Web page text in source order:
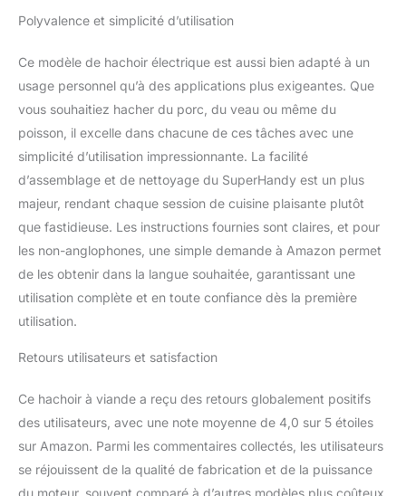
mains éloignés de la
utilisez le stomper pour
comprimer la viande
dans le bac
d'alimentation et le cou
Ce hachoir à viande est
capable de broyer de
petits os de poulet ou de
poisson, mais PAS des
os de viande rouge ou
poulet (ou tout autre os
de taille similaire).
(REMARQUE: nos
lave-vaisselle).
viande de grande
capacité en 13 "x 9 " x 2-
3 / 8 ", un couteau de
coupe, grossier (3/8 "),
fin (3/16 ") et des
Polyvalence et simplicité d’utilisation
Ce modèle de hachoir électrique est aussi bien adapté à un
usage personnel qu’à des applications plus exigeantes. Que
vous souhaitiez hacher du porc, du veau ou même du
poisson, il excelle dans chacune de ces tâches avec une
simplicité d’utilisation impressionnante. La facilité
d’assemblage et de nettoyage du SuperHandy est un plus
majeur, rendant chaque session de cuisine plaisante plutôt
que fastidieuse. Les instructions fournies sont claires, et pour
les non-anglophones, une simple demande à Amazon permet
de les obtenir dans la langue souhaitée, garantissant une
utilisation complète et en toute confiance dès la première
utilisation.
Retours utilisateurs et satisfaction
Ce hachoir à viande a reçu des retours globalement positifs
des utilisateurs, avec une note moyenne de 4,0 sur 5 étoiles
sur Amazon. Parmi les commentaires collectés, les utilisateurs
se réjouissent de la qualité de fabrication et de la puissance
du moteur, souvent comparé à d’autres modèles plus coûteux.